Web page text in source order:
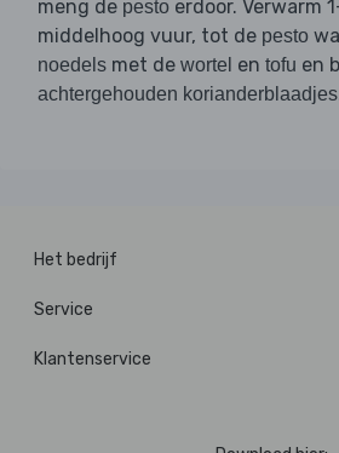
meng de pesto erdoor. Verwarm
middelhoog vuur, tot de pesto
noedels met de wortel en tofu en
achtergehouden korianderblaadjes
Het bedrijf
Service
Klantenservice